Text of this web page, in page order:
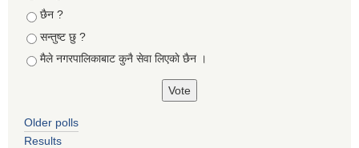
छैन ?
सन्तुष्ट छु ?
मैले नगरपालिकाबाट कुनै सेवा लिएकाे छैन ।
Older polls
Results